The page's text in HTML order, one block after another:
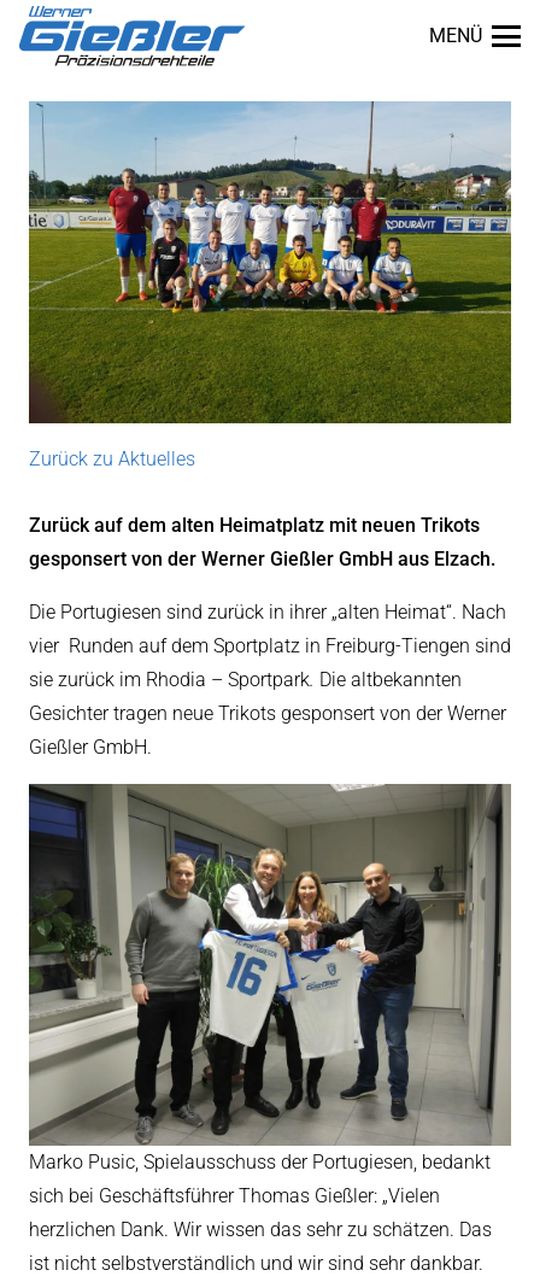
MENÜ
Zurück zu Aktuelles
Zurück auf dem alten Heimatplatz mit neuen Trikots
gesponsert von der Werner Gießler GmbH aus Elzach.
Die Portugiesen sind zurück in ihrer „alten Heimat“. Nach
vier Runden auf dem Sportplatz in Freiburg-Tiengen sind
sie zurück im Rhodia – Sportpark. Die altbekannten
Gesichter tragen neue Trikots gesponsert von der Werner
Gießler GmbH.
Marko Pusic, Spielausschuss der Portugiesen, bedankt
sich bei Geschäftsführer Thomas Gießler: „Vielen
herzlichen Dank. Wir wissen das sehr zu schätzen. Das
ist nicht selbstverständlich und wir sind sehr dankbar.